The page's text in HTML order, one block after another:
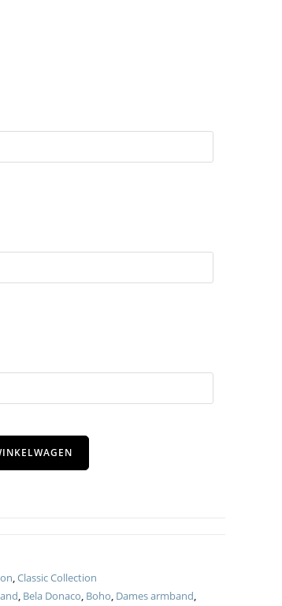
,Classic Collection
, Bela Donaco, Boho, Dames armband,